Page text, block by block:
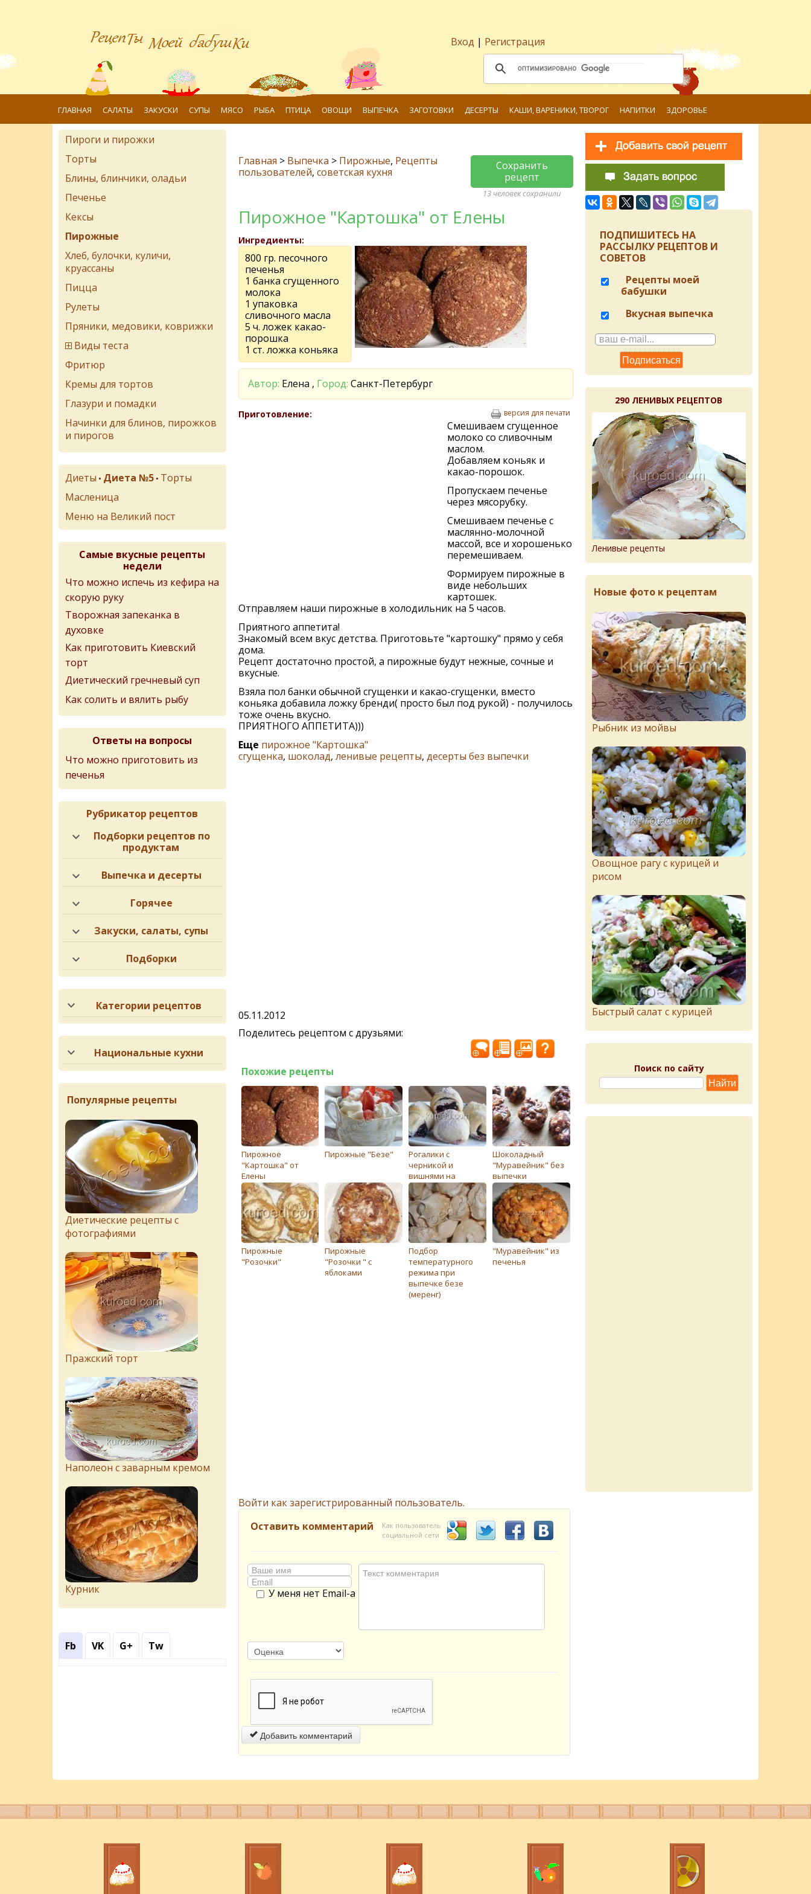
Вход | Регистрация
ГЛАВНАЯ САЛАТЫ ЗАКУСКИ СУПЫ МЯСО РЫБА ПТИЦА ОВОЩИ ВЫПЕЧКА ЗАГОТОВКИ ДЕСЕРТЫ КАШИ, ВАРЕНИКИ, ТВОРОГ НАПИТКИ ЗДОРОВЬЕ
Главная > Выпечка > Пирожные, Рецепты
пользователей, советская кухня
Сохранить
рецепт
13 человек сохранили
Пирожное "Картошка" от Елены
Ингредиенты:
800 гр. песочного
печенья
1 банка сгущенного
молока
1 упаковка
сливочного масла
5 ч. ложек какао-
порошка
1 ст. ложка коньяка
Автор: Елена , Город: Санкт-Петербург
Приготовление: версия для печати
Смешиваем сгущенное
молоко со сливочным
маслом.
Добавляем коньяк и
какао-порошок.
Пропускаем печенье
через мясорубку.
Смешиваем печенье с
маслянно-молочной
массой, все и хорошенько
перемешиваем.
Формируем пирожные в
виде небольших
картошек.
Отправляем наши пирожные в холодильник на 5 часов.
Приятного аппетита!
Знакомый всем вкус детства. Приготовьте "картошку" прямо у себя
дома.
Рецепт достаточно простой, а пирожные будут нежные, сочные и
вкусные.
Взяла пол банки обычной сгущенки и какао-сгущенки, вместо
коньяка добавила ложку бренди( просто был под рукой) - получилось
тоже очень вкусно.
ПРИЯТНОГО АППЕТИТА)))
Еще пирожное "Картошка"
сгущенка, шоколад, ленивые рецепты, десерты без выпечки
05.11.2012
Поделитесь рецептом с друзьями:
Похожие рецепты
Пирожное
"Картошка" от
Елены
Пирожныe "Бeзe"
Рогалики с
черникой и
вишнями на
кефире
Шоколадный
"Муравейник" без
выпечки
Пирожные
"Розочки"
Пирожные
"Розочки " с
яблоками
Подбор
температурного
режима при
выпечке безе
(меренг)
"Муравейник" из
печенья
Войти как зарегистрированный пользователь.
Оставить комментарий
Как пользователь
социальной сети
У меня нет Email-а
Добавить комментарий
Пироги и пирожки
Торты
Блины, блинчики, оладьи
Печенье
Кексы
Пирожные
Хлеб, булочки, куличи,
круассаны
Пицца
Рулеты
Пряники, медовики, коврижки
Виды теста
Фритюр
Кремы для тортов
Глазури и помадки
Начинки для блинов, пирожков
и пирогов
Диеты • Диета №5 • Торты
Масленица
Меню на Великий пост
Самые вкусные рецепты
недели
Что можно испечь из кефира на
скорую руку
Творожная запеканка в
духовке
Как приготовить Киевский
торт
Диетический гречневый суп
Как солить и вялить рыбу
Ответы на вопросы
Что можно приготовить из
печенья
Рубрикатор рецептов
Подборки рецептов по
продуктам
Выпечка и десерты
Горячее
Закуски, салаты, супы
Подборки
Категории рецептов
Национальные кухни
Популярные рецепты
Диетические рецепты с
фотографиями
Пражский торт
Наполеон с заварным кремом
Курник
Fb VK G+ Tw
ПОДПИШИТЕСЬ НА
РАССЫЛКУ РЕЦЕПТОВ И
СОВЕТОВ
Рецепты моей
бабушки
Вкусная выпечка
290 ЛЕНИВЫХ РЕЦЕПТОВ
Ленивые рецепты
Новые фото к рецептам
Рыбник из мойвы
Овощное рагу с курицей и
рисом
Быстрый салат с курицей
Поиск по сайту